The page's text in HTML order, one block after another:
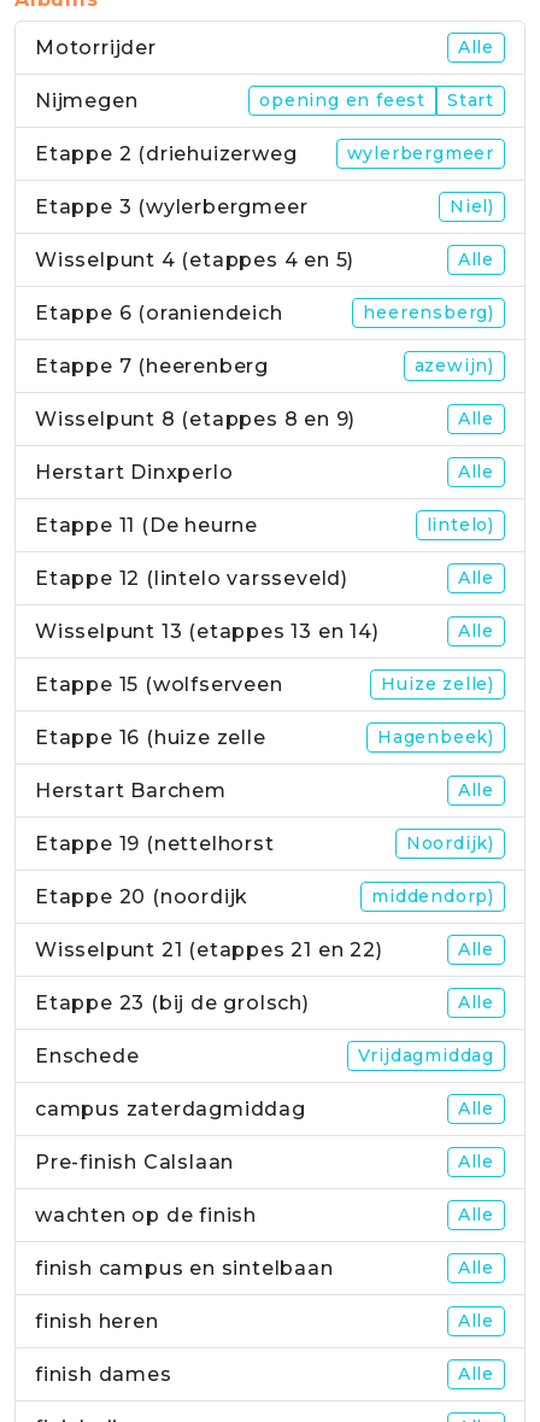
Motorrijder Alle
Nijmegen opening en feest Start
Etappe 2 (driehuizerweg wylerbergmeer
Etappe 3 (wylerbergmeer Niel)
Wisselpunt 4 (etappes 4 en 5) Alle
Etappe 6 (oraniendeich heerensberg)
Etappe 7 (heerenberg azewijn)
Wisselpunt 8 (etappes 8 en 9) Alle
Herstart Dinxperlo Alle
Etappe 11 (De heurne lintelo)
Etappe 12 (lintelo varsseveld) Alle
Wisselpunt 13 (etappes 13 en 14) Alle
Etappe 15 (wolfserveen Huize zelle)
Etappe 16 (huize zelle Hagenbeek)
Herstart Barchem Alle
Etappe 19 (nettelhorst Noordijk)
Etappe 20 (noordijk middendorp)
Wisselpunt 21 (etappes 21 en 22) Alle
Etappe 23 (bij de grolsch) Alle
Enschede Vrijdagmiddag
campus zaterdagmiddag Alle
Pre-finish Calslaan Alle
wachten op de finish Alle
finish campus en sintelbaan Alle
finish heren Alle
finish dames Alle